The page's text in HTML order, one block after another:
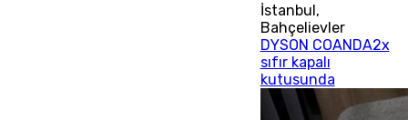
İstanbul,
Bahçelievler
DYSON COANDA2x
sıfır kapalı
kutusunda